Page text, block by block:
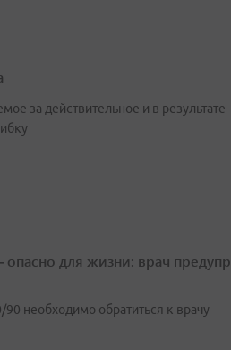
за действительное и в результате
для жизни: врач
необходимо обратиться к врачу